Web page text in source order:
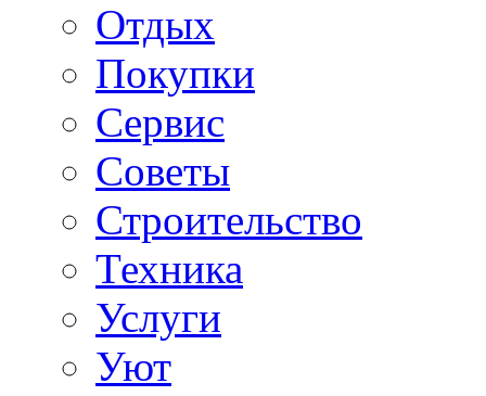
Отдых
Покупки
Сервис
Советы
Строительство
Техника
Услуги
Уют